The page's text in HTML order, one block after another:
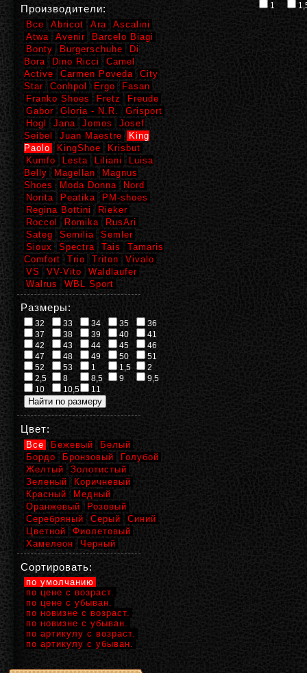
1
Производители:
Все Abricot Ara
Ascalini
Atwa
Avenir
Barcelo Biagi
Bonty
Burgerschuhe
Di
Bora
Dino Ricci
Camel
Active
Carmen Poveda
City
Star
Conhpol Ergo
Fasan
Franko Shoes
Fretz
Freude
Gabor
Gloria - N.R.
Grisport
Hogl
Jana Jomos
Josef
Seibel
Juan Maestre
King
Paolo
KingShoe
Krisbut
Kumfo
Lesta Liliani
Luisa
Belly
Magellan
Magnus
Shoes
Moda Donna
Nord
Norita
Peatika
PM-shoes
Regina Bottini
Rieker
Roccol
Romika
RusAri
Sateg
Semilia
Semler
Sioux
Spectra Tais
Tamaris
Comfort
Trio Triton
Vivalo
VS
VV-Vito
Waldlaufer
Walrus
WBL Sport
Размеры:
32 33 34 35
36
37
38 39 40
41
42
43 44 45
46
47
48 49 50
51
52
53 1 1,5
2
2,5
8 8,5 9
9,5
10
10,5 11
Цвет:
Все Бежевый
Белый
Бордо
Бронзовый
Голубой
Желтый
Золотистый
Зеленый
Коричневый
Красный
Медный
Оранжевый
Розовый
Серебряный
Серый
Синий
Цветной
Фиолетовый
Хамелеон
Черный
Сортировать:
по умолчанию
по цене с возраст.
по цене с убыван.
по новизне с возраст.
по новизне с убыван.
по артикулу с возраст.
по артикулу с убыван.